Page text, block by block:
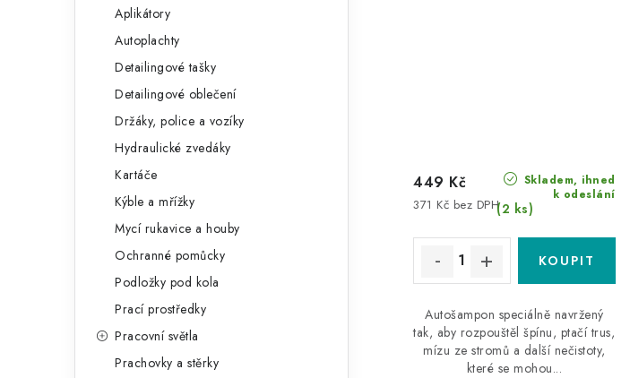
Aplikátory
Autoplachty
Detailingové tašky
Detailingové oblečení
Držáky, police a vozíky
Hydraulické zvedáky
Kartáče
Kýble a mřížky
Mycí rukavice a houby
Ochranné pomůcky
Podložky pod kola
Prací prostředky
Pracovní světla
Prachovky a stěrky
Skladem, ihned
k odeslání
(2 ks)
371 Kč bez DPH
449 Kč
Autošampon speciálně navržený
tak, aby rozpouštěl špínu, ptačí trus,
mízu ze stromů a další nečistoty,
které se mohou...